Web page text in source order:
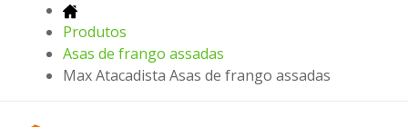
Produtos
Asas de frango assadas
Max Atacadista Asas de frango assadas